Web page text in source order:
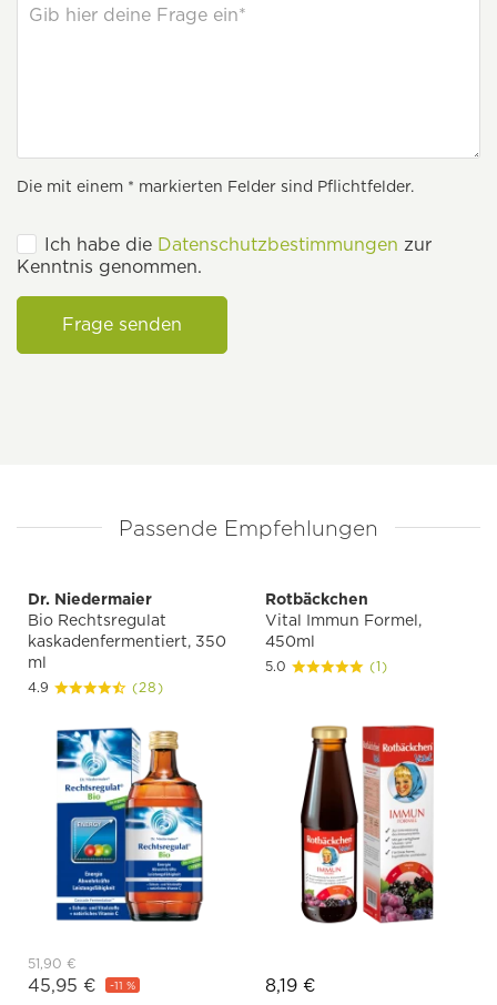
Die mit einem * markierten Felder sind Pflichtfelder.
Ich habe die Datenschutzbestimmungen zur
Kenntnis genommen.
Frage senden
Passende Empfehlungen
Dr. Niedermaier
Bio Rechtsregulat
kaskadenfermentiert, 350
ml
4.9 (28)
51,90 €
45,95 € -11 %
Rotbäckchen
Vital Immun Formel,
450ml
5.0 (1)
8,19 €